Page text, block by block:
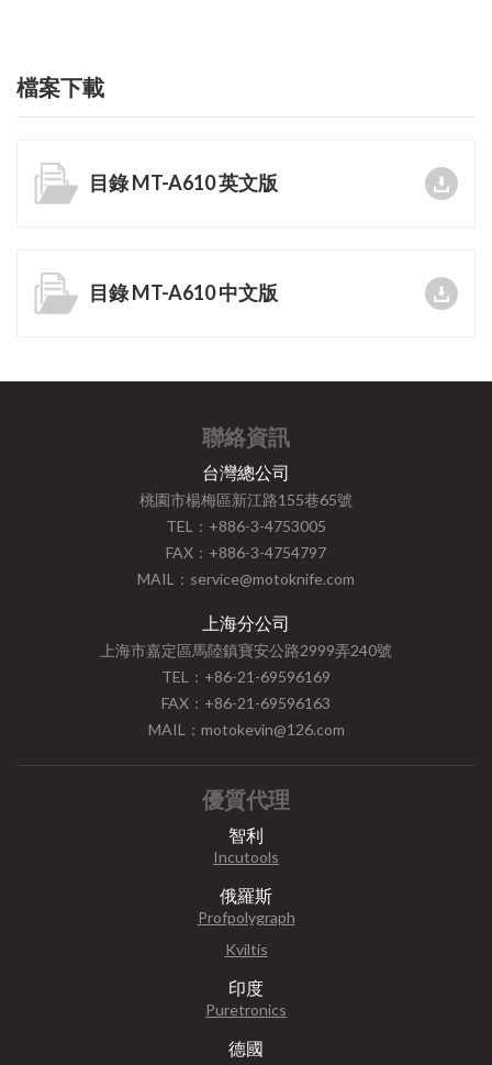
檔案下載
目錄 MT-A610 英文版
目錄 MT-A610 中文版
聯絡資訊
台灣總公司
桃園市楊梅區新江路155巷65號
TEL：+886-3-4753005
FAX：+886-3-4754797
MAIL：service@motoknife.com
上海分公司
上海市嘉定區馬陸鎮寶安公路2999弄240號
TEL：+86-21-69596169
FAX：+86-21-69596163
MAIL：motokevin@126.com
優質代理
智利
Incutools
俄羅斯
Profpolygraph
Kviltis
印度
Puretronics
德國